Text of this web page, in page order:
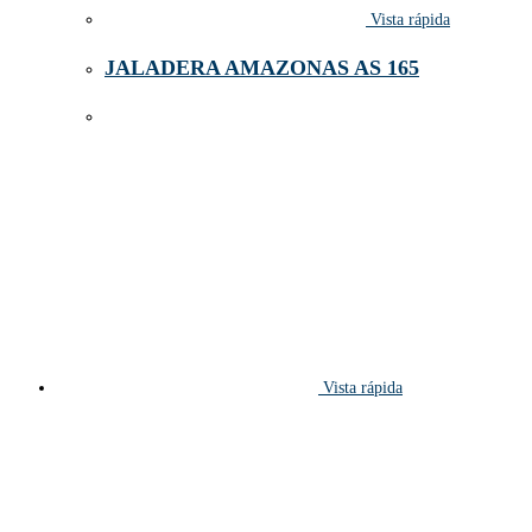
Vista rápida
JALADERA AMAZONAS AS 165
Vista rápida